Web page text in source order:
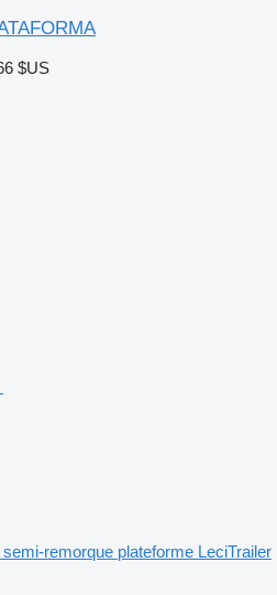
$US
semi-remorque plateforme LeciTrailer